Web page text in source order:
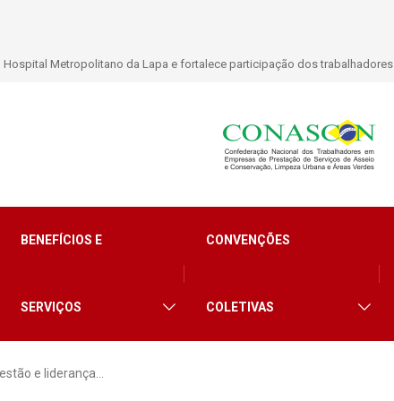
Hospital Metropolitano da Lapa e fortalece participação dos trabalhadores
BENEFÍCIOS E
SERVIÇOS
CONVENÇÕES
COLETIVAS
e liderança…